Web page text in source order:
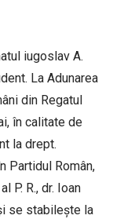
iugoslav A.
La Adunarea
din Regatul
în calitate de
la drept.
Partidul Român,
P. R., dr. Ioan
se stabileşte la